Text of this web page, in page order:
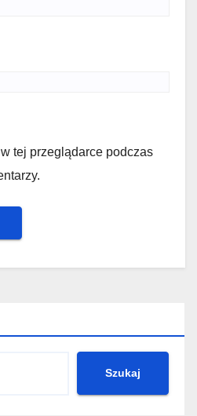
tej przeglądarce podczas
Szukaj